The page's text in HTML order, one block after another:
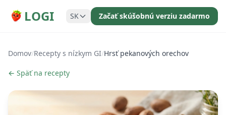
LOGI SK Začať skúšobnú verziu zadarmo
Domov/Recepty s nízkym GI/Hrsť pekanových orechov
← Späť na recepty